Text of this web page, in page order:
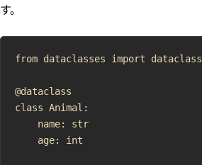
す。
from dataclasses import dataclass
@dataclass
class Animal:
    name: str
    age: int